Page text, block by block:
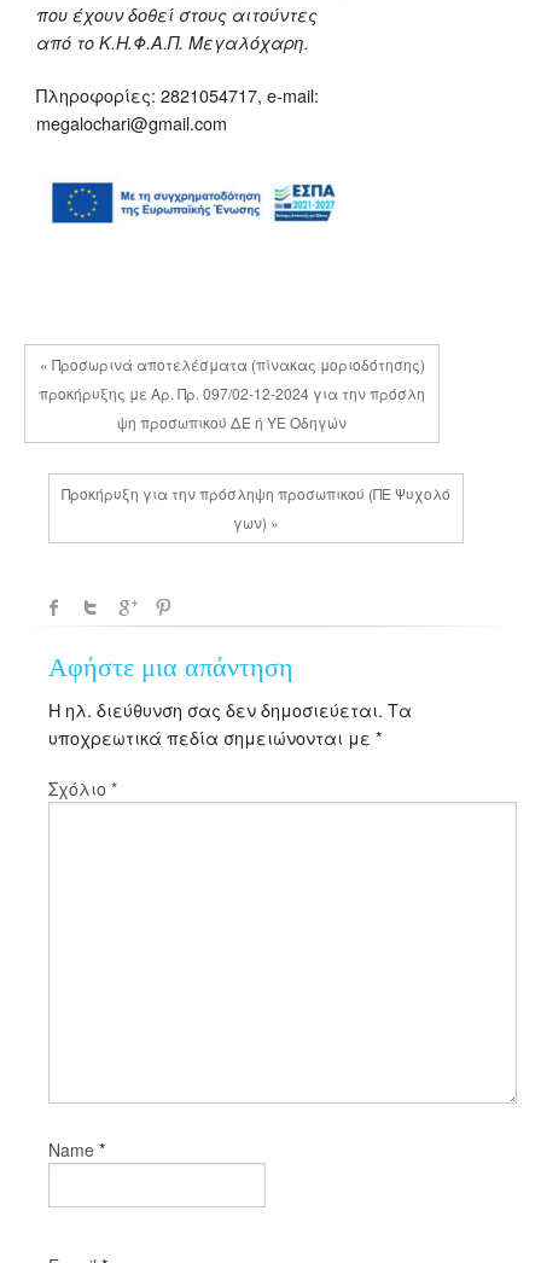
που έχουν δοθεί στους αιτούντες
από το Κ.Η.Φ.Α.Π. Μεγαλόχαρη.
Πληροφορίες: 2821054717, e-mail:
megalochari@gmail.com
« Προσωρινά αποτελέσματα (πίνακας μοριοδότησης)
προκήρυξης με Αρ. Πρ. 097/02-12-2024 για την πρόσλη
ψη προσωπικού ΔΕ ή ΥΕ Οδηγών
Προκήρυξη για την πρόσληψη προσωπικού (ΠΕ Ψυχολό
γων) »
Αφήστε μια απάντηση
Η ηλ. διεύθυνση σας δεν δημοσιεύεται. Τα
υποχρεωτικά πεδία σημειώνονται με *
Σχόλιο *
Name *